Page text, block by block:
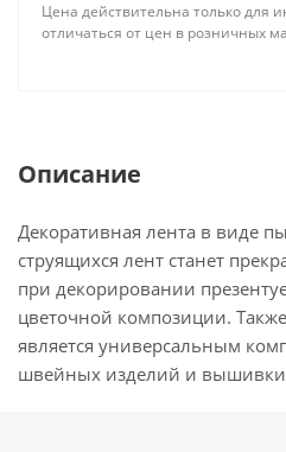
Цена действительна только для
отличаться от цен в розничных
Описание
Декоративная лента в виде
струящихся лент станет
при декорировании
цветочной композиции.
является универсальным
швейных изделий и